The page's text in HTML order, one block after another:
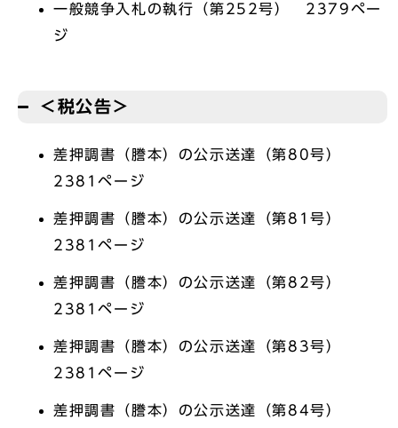
一般競争入札の執行（第252号） 2379ペー
ジ
＜税公告＞
差押調書（謄本）の公示送達（第80号）
2381ページ
差押調書（謄本）の公示送達（第81号）
2381ページ
差押調書（謄本）の公示送達（第82号）
2381ページ
差押調書（謄本）の公示送達（第83号）
2381ページ
差押調書（謄本）の公示送達（第84号）